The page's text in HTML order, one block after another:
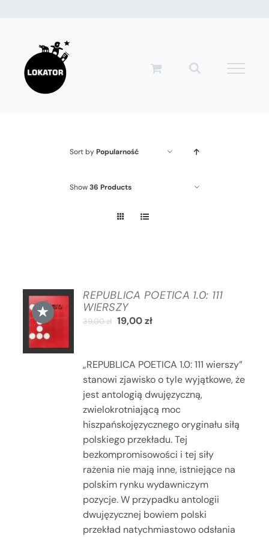
zawartości
Sort byPopularność
Show36 Products
★
DODAJ
DO
KOSZYKA
/
SZCZEGÓŁY
REPUBLICA POETICA 1.0: 111
WIERSZY
39,00zł 19,00zł
„REPUBLICA POETICA 1.0: 111 wierszy”
stanowi zjawisko o tyle wyjątkowe, że
jest antologią dwujęzyczną,
zwielokrotniającą moc
hiszpańskojęzycznego oryginału siłą
polskiego przekładu. Tej
bezkompromisowości i tej siły
rażenia nie mają inne, istniejące na
polskim rynku wydawniczym
pozycje. W przypadku antologii
dwujęzycznej bowiem polski
przekład natychmiastowo odsłania